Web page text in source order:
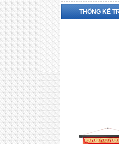
THỐNG KÊ